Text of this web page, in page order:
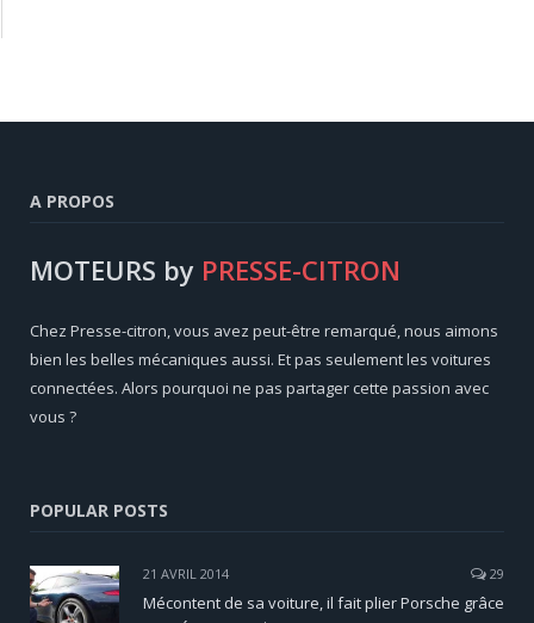
A PROPOS
MOTEURS by PRESSE-CITRON
Chez Presse-citron, vous avez peut-être remarqué, nous aimons
bien les belles mécaniques aussi. Et pas seulement les voitures
connectées. Alors pourquoi ne pas partager cette passion avec
vous ?
POPULAR POSTS
21 AVRIL 2014 29
Mécontent de sa voiture, il fait plier Porsche grâce